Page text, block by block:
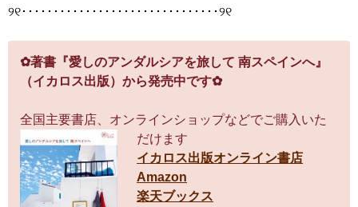
୨୧･･･････････････････････････････୨୧
✿著書『愛しのアンダルシアを旅して 南スペインへ』
（イカロス出版）から発売中です✿
全国主要書店、オンラインショップなどでご購入いた
だけます
イカロス出版オンライン書店
Amazon
楽天ブックス